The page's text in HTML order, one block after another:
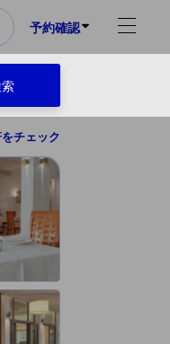
予約確認
ト日を移動します。
チェック
っても参考となる信頼で